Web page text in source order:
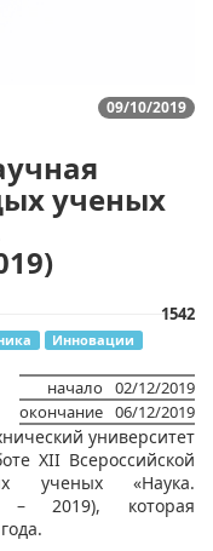
09/10/2019
ученых
1542
Инновации
начало 02/12/2019
окончание 06/12/2019
университет
XII Всероссийской
ученых «Наука.
– 2019), которая